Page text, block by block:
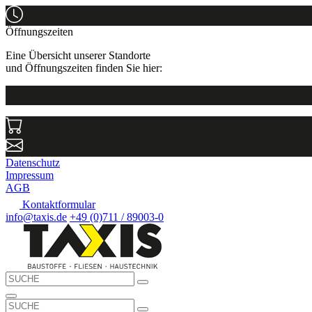
Öffnungszeiten
Eine Übersicht unserer Standorte
und Öffnungszeiten finden Sie hier:
Datenschutz
Impressum
AGB
Kontaktformular
info@taxis.de +49 (0)711 / 89003-0